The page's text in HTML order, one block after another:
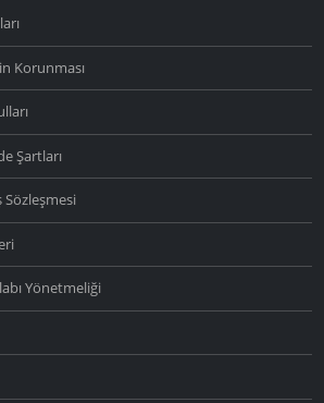
Korunması
Şartları
Sözleşmesi
Yönetmeliği